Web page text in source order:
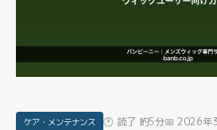
ケア・メンテナンス 🕐 読了 約5分📅 2026年